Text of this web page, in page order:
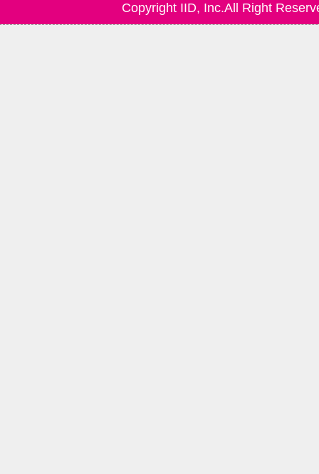
Copyright IID, Inc.All Right